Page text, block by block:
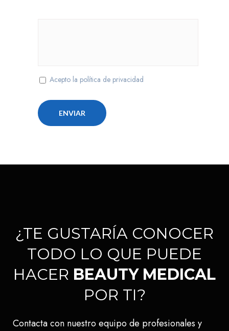
Acepto la política de privacidad
¿TE GUSTARÍA CONOCER
TODO LO QUE PUEDE
HACER BEAUTY MEDICAL
POR TI?
Contacta con nuestro equipo de profesionales y